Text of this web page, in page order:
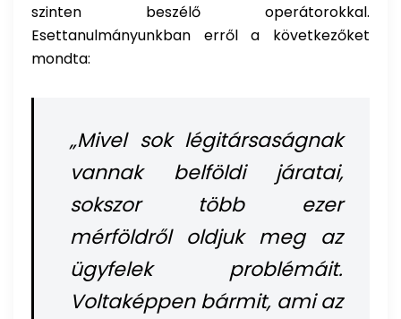
szinten beszélő operátorokkal.
Esettanulmányunkban erről a következőket
mondta:
„Mivel sok légitársaságnak
vannak belföldi járatai,
sokszor több ezer
mérföldről oldjuk meg az
ügyfelek problémáit.
Voltaképpen bármit, ami az